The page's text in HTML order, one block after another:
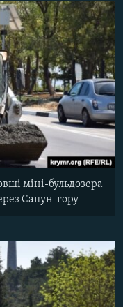
міні-бульдозера
Сапун-гору